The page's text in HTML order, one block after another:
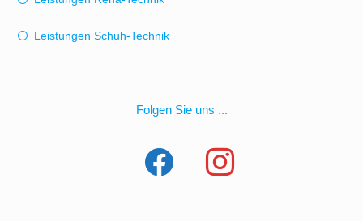
Leistungen Schuh-Technik
Folgen Sie uns ...
facebook instagram